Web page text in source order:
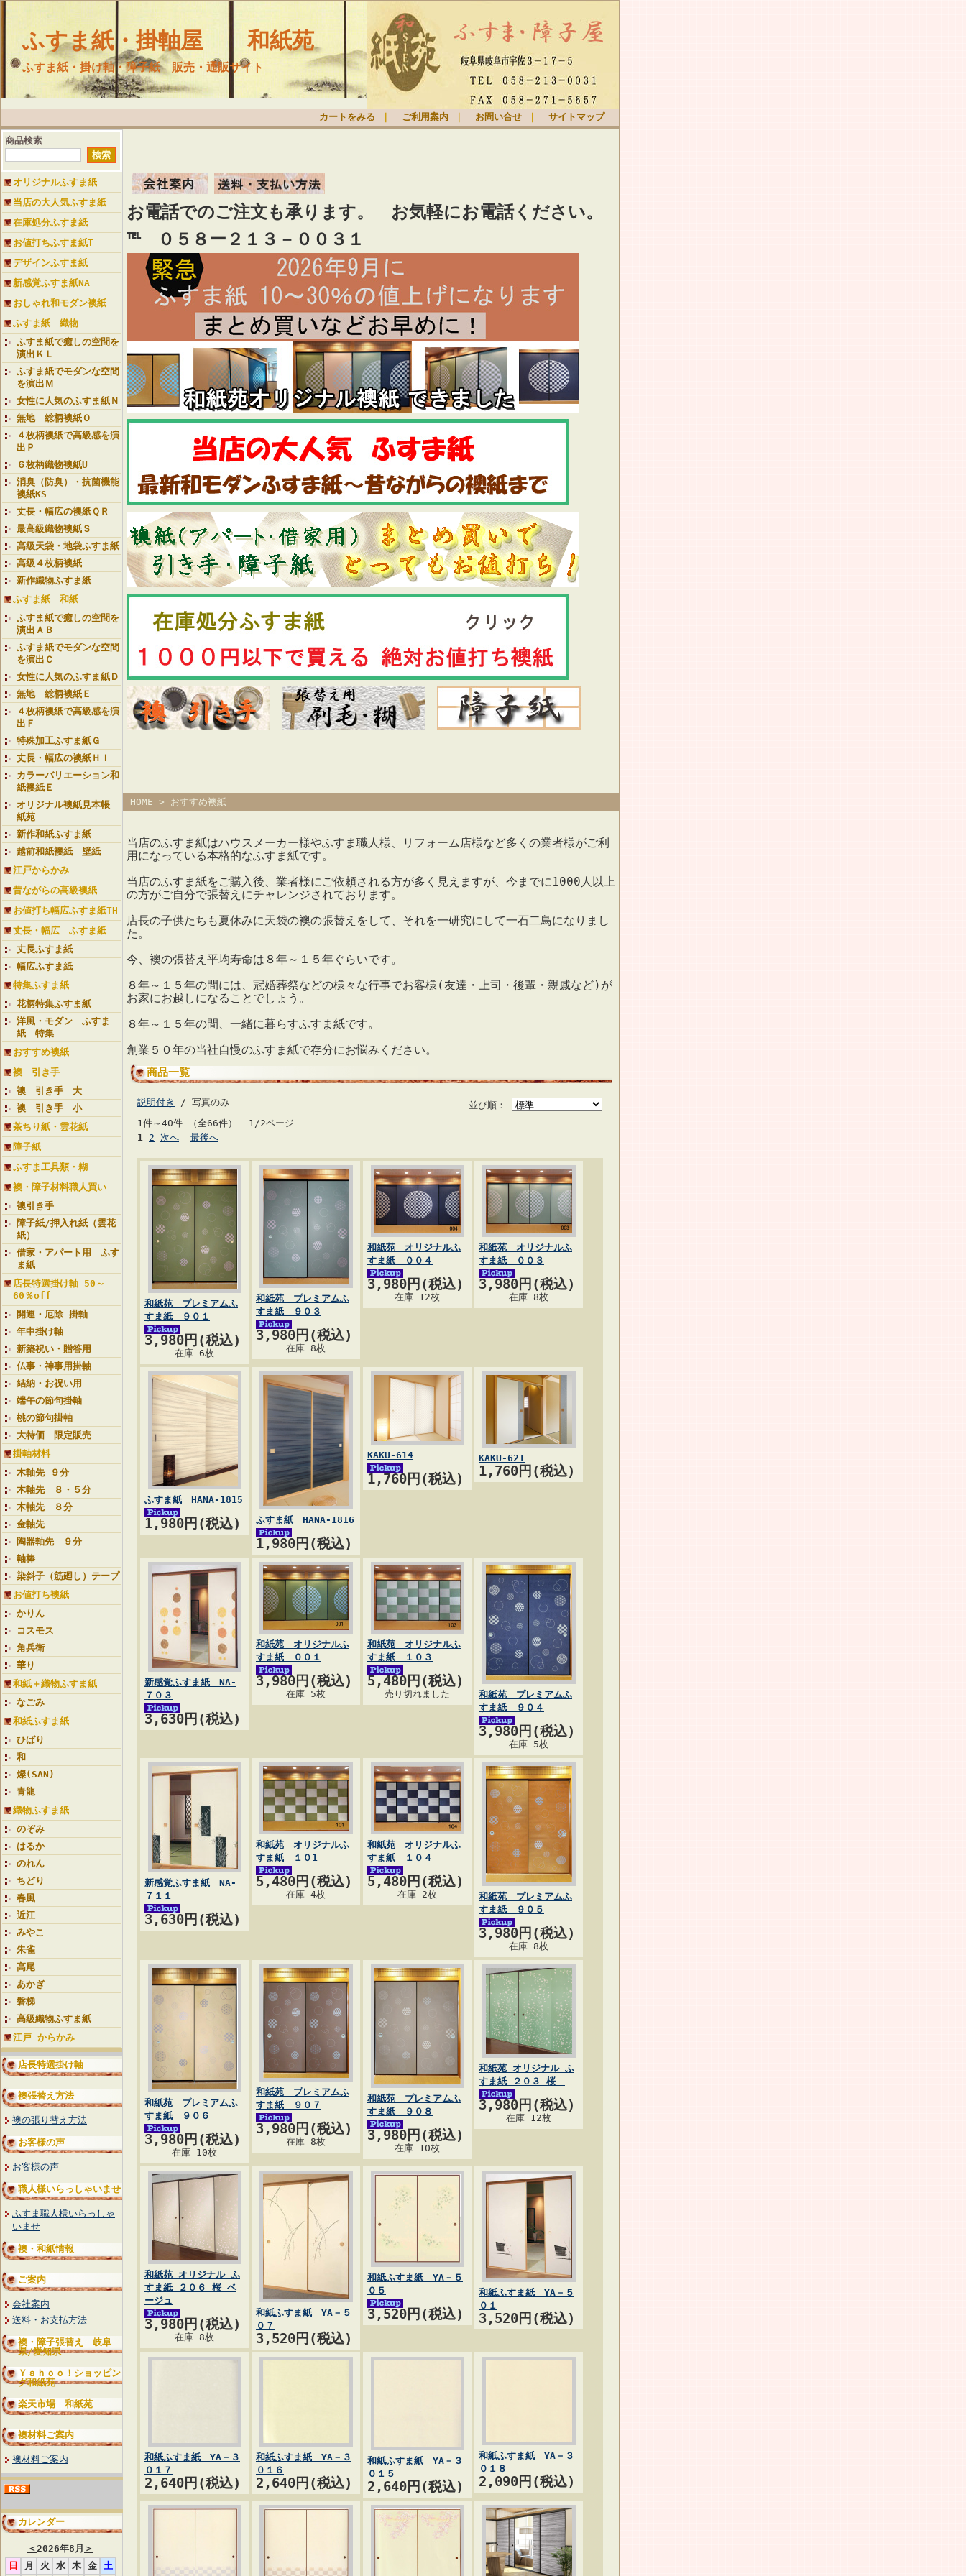
ふすま紙・掛軸屋 和紙苑
ふすま紙・掛け軸・障子紙 販売・通販サイト
カートをみる ご利用案内 お問い合せ サイトマップ
商品検索
オリジナルふすま紙
当店の大人気ふすま紙
在庫処分ふすま紙
お値打ちふすま紙T
デザインふすま紙
新感覚ふすま紙NA
おしゃれ和モダン襖紙
ふすま紙 織物
ふすま紙で癒しの空間を
演出ＫＬ
ふすま紙でモダンな空間
を演出Ｍ
女性に人気のふすま紙Ｎ
無地 総柄襖紙Ｏ
４枚柄襖紙で高級感を演
出Ｐ
６枚柄織物襖紙U
消臭（防臭）・抗菌機能
襖紙KS
丈長・幅広の襖紙ＱＲ
最高級織物襖紙Ｓ
高級天袋・地袋ふすま紙
高級４枚柄襖紙
新作織物ふすま紙
ふすま紙 和紙
ふすま紙で癒しの空間を
演出ＡＢ
ふすま紙でモダンな空間
を演出Ｃ
女性に人気のふすま紙Ｄ
無地 総柄襖紙Ｅ
４枚柄襖紙で高級感を演
出Ｆ
特殊加工ふすま紙Ｇ
丈長・幅広の襖紙ＨＩ
カラーバリエーション和
紙襖紙Ｅ
オリジナル襖紙見本帳
紙苑
新作和紙ふすま紙
越前和紙襖紙 壁紙
江戸からかみ
昔ながらの高級襖紙
お値打ち幅広ふすま紙TH
丈長・幅広 ふすま紙
丈長ふすま紙
幅広ふすま紙
特集ふすま紙
花柄特集ふすま紙
洋風・モダン ふすま
紙 特集
おすすめ襖紙
襖 引き手
襖 引き手 大
襖 引き手 小
茶ちり紙・雲花紙
障子紙
ふすま工具類・糊
襖・障子材料職人買い
襖引き手
障子紙/押入れ紙（雲花
紙）
借家・アパート用 ふす
ま紙
店長特選掛け軸 50～
60％off
開運・厄除 掛軸
年中掛け軸
新築祝い・贈答用
仏事・神事用掛軸
結納・お祝い用
端午の節句掛軸
桃の節句掛軸
大特価 限定販売
掛軸材料
木軸先 ９分
木軸先 ８・５分
木軸先 ８分
金軸先
陶器軸先 ９分
軸棒
染斜子（筋廻し）テープ
お値打ち襖紙
かりん
コスモス
角兵衛
華り
和紙＋織物ふすま紙
なごみ
和紙ふすま紙
ひばり
和
燦(SAN)
青龍
織物ふすま紙
のぞみ
はるか
のれん
ちどり
春風
近江
みやこ
朱雀
高尾
あかぎ
磐梯
高級織物ふすま紙
江戸 からかみ
店長特選掛け軸
襖張替え方法
襖の張り替え方法
お客様の声
お客様の声
職人様いらっしゃいませ
ふすま職人様いらっしゃ
いませ
襖・和紙情報
ご案内
会社案内
送料・お支払方法
襖・障子張替え 岐阜
県/愛知県
Ｙａｈｏｏ！ショッピン
グ和紙苑
楽天市場 和紙苑
襖材料ご案内
襖材料ご案内
カレンダー
＜2026年8月 ＞
日
月 火 水 木 金 土
お電話でのご注文も承ります。 お気軽にお電話ください。
℡ ０５８ー２１３－００３１
HOME > おすすめ襖紙
当店のふすま紙はハウスメーカー様やふすま職人様、リフォーム店様など多くの業者様がご利
用になっている本格的なふすま紙です。
当店のふすま紙をご購入後、業者様にご依頼される方が多く見えますが、今までに1000人以上
の方がご自分で張替えにチャレンジされております。
店長の子供たちも夏休みに天袋の襖の張替えをして、それを一研究にして一石二鳥になりまし
た。
今、襖の張替え平均寿命は８年～１５年ぐらいです。
８年～１５年の間には、冠婚葬祭などの様々な行事でお客様(友達・上司・後輩・親戚など)が
お家にお越しになることでしょう。
８年～１５年の間、一緒に暮らすふすま紙です。
創業５０年の当社自慢のふすま紙で存分にお悩みください。
商品一覧
並び順：
説明付き
/ 写真のみ
1件～40件 （全66件） 1/2ページ
1 2 次へ 最後へ
和紙苑 プレミアムふ
すま紙 ９０１
3,980円(税込)
在庫 6枚
和紙苑 プレミアムふ
すま紙 ９０３
3,980円(税込)
在庫 8枚
和紙苑 オリジナルふ
すま紙 ００４
3,980円(税込)
在庫 12枚
和紙苑 オリジナルふ
すま紙 ００３
3,980円(税込)
在庫 8枚
ふすま紙 HANA-1815
1,980円(税込) ふすま紙 HANA-1816
1,980円(税込)
KAKU-614
1,760円(税込)
KAKU-621
1,760円(税込)
新感覚ふすま紙 NA-
７０３
3,630円(税込)
和紙苑 オリジナルふ
すま紙 ００１
3,980円(税込)
在庫 5枚
和紙苑 オリジナルふ
すま紙 １０３
5,480円(税込)
売り切れました
和紙苑 プレミアムふ
すま紙 ９０４
3,980円(税込)
在庫 5枚
新感覚ふすま紙 NA-
７１１
3,630円(税込)
和紙苑 オリジナルふ
すま紙 １０1
5,480円(税込)
在庫 4枚
和紙苑 オリジナルふ
すま紙 １０４
5,480円(税込)
在庫 2枚
和紙苑 プレミアムふ
すま紙 ９０５
3,980円(税込)
在庫 8枚
和紙苑 プレミアムふ
すま紙 ９０６
3,980円(税込)
在庫 10枚
和紙苑 プレミアムふ
すま紙 ９０７
3,980円(税込)
在庫 8枚
和紙苑 プレミアムふ
すま紙 ９０８
3,980円(税込)
在庫 10枚
和紙苑 オリジナル ふ
すま紙 ２０３ 桜
3,980円(税込)
在庫 12枚
和紙苑 オリジナル ふ
すま紙 ２０６ 桜 ベ
ージュ
3,980円(税込)
在庫 8枚
和紙ふすま紙 YA－５
０７
3,520円(税込)
和紙ふすま紙 YA－５
０５
3,520円(税込)
和紙ふすま紙 YA－５
０１
3,520円(税込)
和紙ふすま紙 YA－３
０１７
2,640円(税込)
和紙ふすま紙 YA－３
０１６
2,640円(税込)
和紙ふすま紙 YA－３
０１５
2,640円(税込)
和紙ふすま紙 YA－３
０１８
2,090円(税込)